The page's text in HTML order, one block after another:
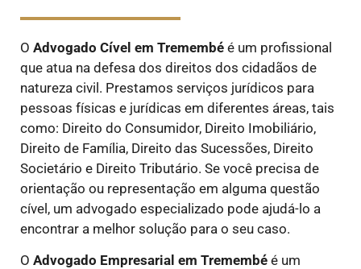
O Advogado Cível em Tremembé é um profissional
que atua na defesa dos direitos dos cidadãos de
natureza civil. Prestamos serviços jurídicos para
pessoas físicas e jurídicas em diferentes áreas, tais
como: Direito do Consumidor, Direito Imobiliário,
Direito de Família, Direito das Sucessões, Direito
Societário e Direito Tributário. Se você precisa de
orientação ou representação em alguma questão
cível, um advogado especializado pode ajudá-lo a
encontrar a melhor solução para o seu caso.
O Advogado Empresarial em Tremembé é um